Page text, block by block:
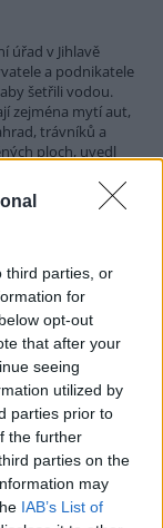
third parties, or
for
opt-out
that after your
seeing
utilized by
parties prior to
the further
parties on the
may
IAB’s List of
úřad v Jihlavě
a podnikatele
šetřili vodou.
zejména mytí aut,
trávníků a
ploch, uvedl
platí pro
zajistili
gang
chráněných druhů
v několika
asi stovku
a
Zlíně a Ostravě. V
útočiště. V
Celní správy ČR